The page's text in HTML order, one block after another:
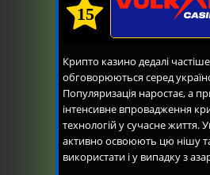
15
Крипто казино дедалі частіше
обговорюються серед
Популяризація наростає, а
інтенсивне впровадження
технологій у сучасне життя.
активно освоюють цю нішу
використати і у випадку з